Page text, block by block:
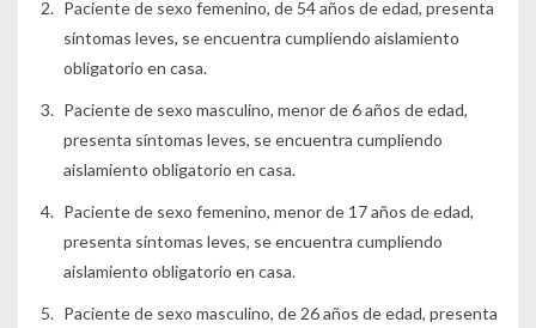
Paciente de sexo femenino, de 54 años de edad, presenta
síntomas leves, se encuentra cumpliendo aislamiento
obligatorio en casa.
Paciente de sexo masculino, menor de 6 años de edad,
presenta síntomas leves, se encuentra cumpliendo
aislamiento obligatorio en casa.
Paciente de sexo femenino, menor de 17 años de edad,
presenta síntomas leves, se encuentra cumpliendo
aislamiento obligatorio en casa.
Paciente de sexo masculino, de 26 años de edad, presenta